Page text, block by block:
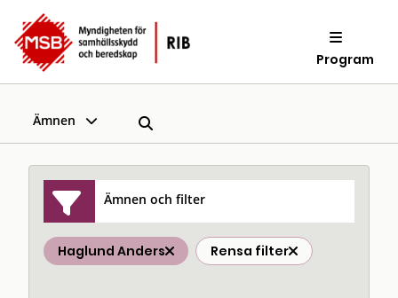
Program
Ämnen
Ämnen och filter
Haglund Anders Rensa filter